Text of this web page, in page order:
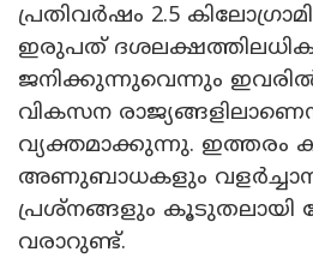
പ്രതിവർഷം 2.5
ഇരുപത്
ജനിക്കുന്നുവെന്നും
വികസന
വ്യക്തമാക്കുന്നു.
അണുബാധകളും
പ്രശ്നങ്ങളും കൂടുതലായി
വരാറുണ്ട്.